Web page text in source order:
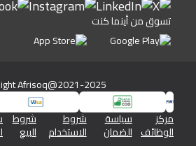
تسوق من أينما كنت
Afrisoq@2021-2025
مركز
الوظائف
سياسة
الضمان
شروط
الاستخدام
شروط
البيع